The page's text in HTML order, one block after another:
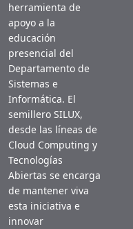
herramienta de
apoyo a la
educación
presencial del
Departamento de
Sistemas e
Informática. El
semillero SILUX,
desde las líneas de
Cloud Computing y
Tecnologías
Abiertas se encarga
de mantener viva
esta iniciativa e
innovar